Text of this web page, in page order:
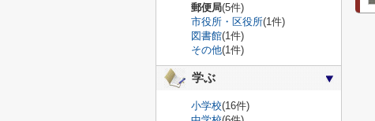
郵便局(5件)
市役所・区役所(1件)
図書館(1件)
その他(1件)
学ぶ
小学校(16件)